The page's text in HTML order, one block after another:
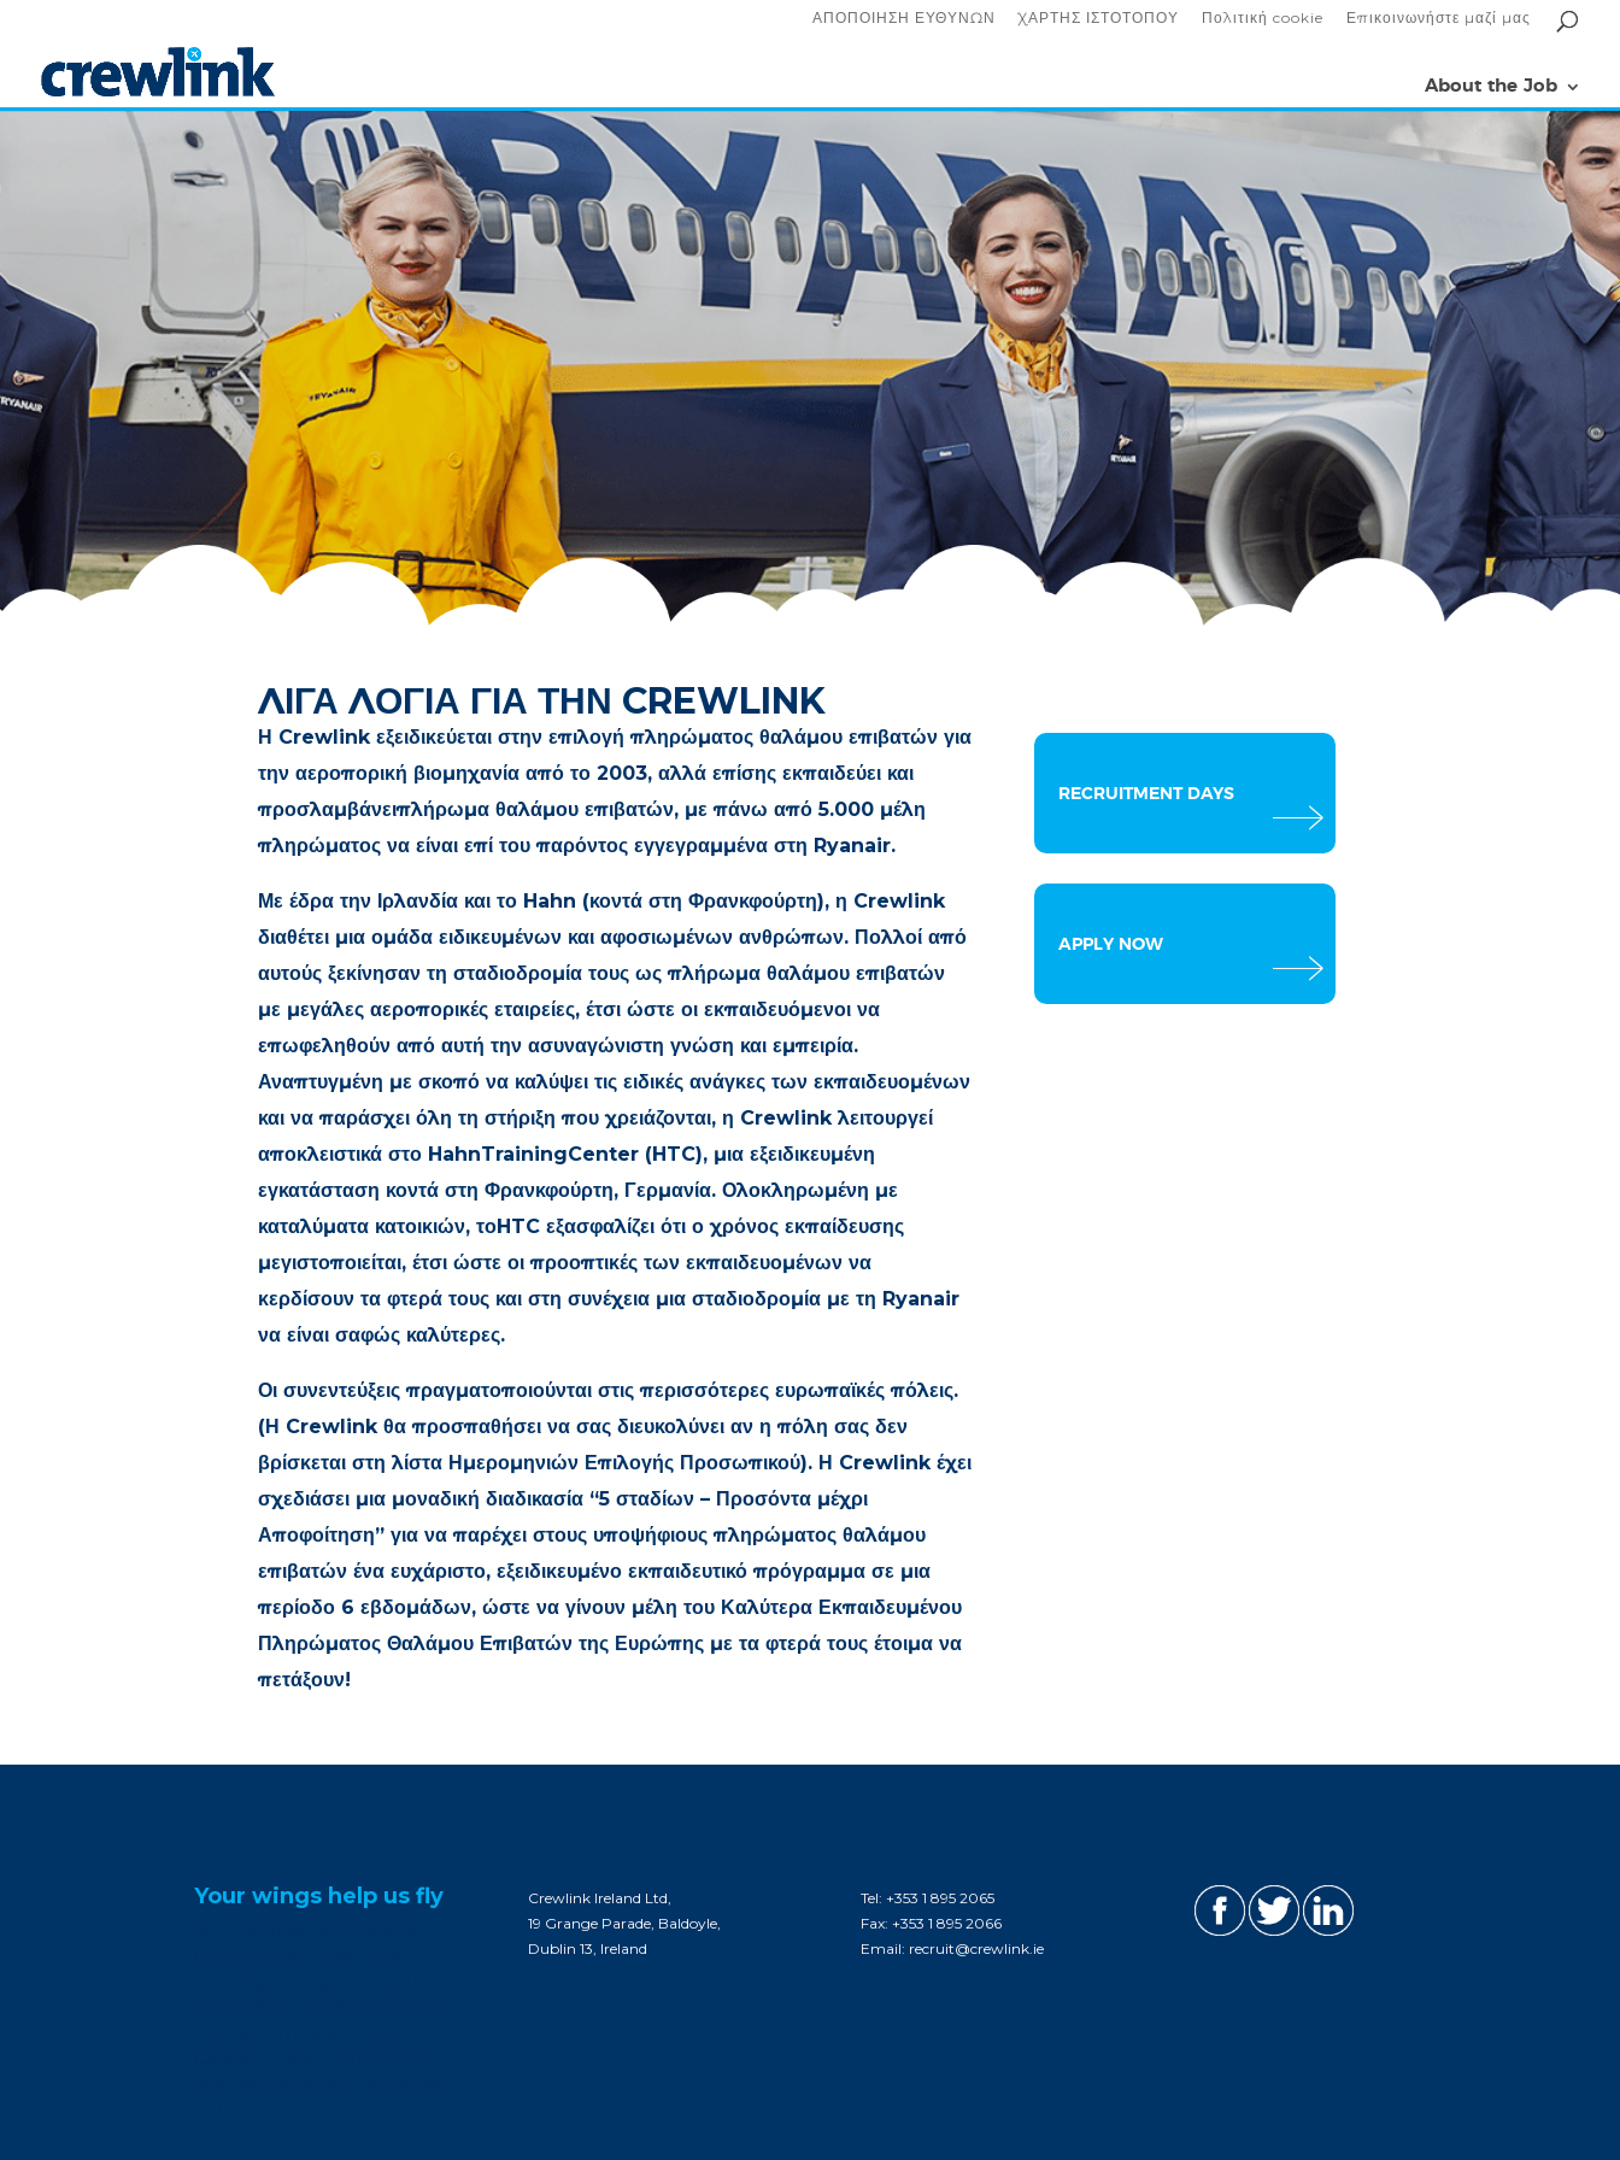
ΑΠΟΠΟΙΗΣΗ ΕΥΘΥΝΩΝ ΧΑΡΤΗΣ ΙΣΤΟΤΟΠΟΥ Πολιτική cookie Επικοινωνήστε μαζί μας
About the Job
ΛΙΓΑ ΛΟΓΙΑ ΓΙΑ ΤΗΝ CREWLINK
Η Crewlink εξειδικεύεται στην επιλογή πληρώματος θαλάμου επιβατών για
την αεροπορική βιομηχανία από το 2003, αλλά επίσης εκπαιδεύει και
προσλαμβάνειπλήρωμα θαλάμου επιβατών, με πάνω από 5.000 μέλη
πληρώματος να είναι επί του παρόντος εγγεγραμμένα στη Ryanair.
Με έδρα την Ιρλανδία και το Hahn (κοντά στη Φρανκφούρτη), η Crewlink
διαθέτει μια ομάδα ειδικευμένων και αφοσιωμένων ανθρώπων. Πολλοί από
αυτούς ξεκίνησαν τη σταδιοδρομία τους ως πλήρωμα θαλάμου επιβατών
με μεγάλες αεροπορικές εταιρείες, έτσι ώστε οι εκπαιδευόμενοι να
επωφεληθούν από αυτή την ασυναγώνιστη γνώση και εμπειρία.
Αναπτυγμένη με σκοπό να καλύψει τις ειδικές ανάγκες των εκπαιδευομένων
και να παράσχει όλη τη στήριξη που χρειάζονται, η Crewlink λειτουργεί
αποκλειστικά στο HahnTrainingCenter (HTC), μια εξειδικευμένη
εγκατάσταση κοντά στη Φρανκφούρτη, Γερμανία. Ολοκληρωμένη με
καταλύματα κατοικιών, τοHTC εξασφαλίζει ότι ο χρόνος εκπαίδευσης
μεγιστοποιείται, έτσι ώστε οι προοπτικές των εκπαιδευομένων να
κερδίσουν τα φτερά τους και στη συνέχεια μια σταδιοδρομία με τη Ryanair
να είναι σαφώς καλύτερες.
Οι συνεντεύξεις πραγματοποιούνται στις περισσότερες ευρωπαϊκές πόλεις.
(Η Crewlink θα προσπαθήσει να σας διευκολύνει αν η πόλη σας δεν
βρίσκεται στη λίστα Ημερομηνιών Επιλογής Προσωπικού). Η Crewlink έχει
σχεδιάσει μια μοναδική διαδικασία “5 σταδίων – Προσόντα μέχρι
Αποφοίτηση” για να παρέχει στους υποψήφιους πληρώματος θαλάμου
επιβατών ένα ευχάριστο, εξειδικευμένο εκπαιδευτικό πρόγραμμα σε μια
περίοδο 6 εβδομάδων, ώστε να γίνουν μέλη του Καλύτερα Εκπαιδευμένου
Πληρώματος Θαλάμου Επιβατών της Ευρώπης με τα φτερά τους έτοιμα να
πετάξουν!
RECRUITMENT DAYS
APPLY NOW
Your wings help us fly
Crewlink Ireland Ltd,
19 Grange Parade, Baldoyle,
Dublin 13, Ireland
Tel:+353 1 895 2065
Fax:+353 1 895 2066
Email: recruit@crewlink.ie